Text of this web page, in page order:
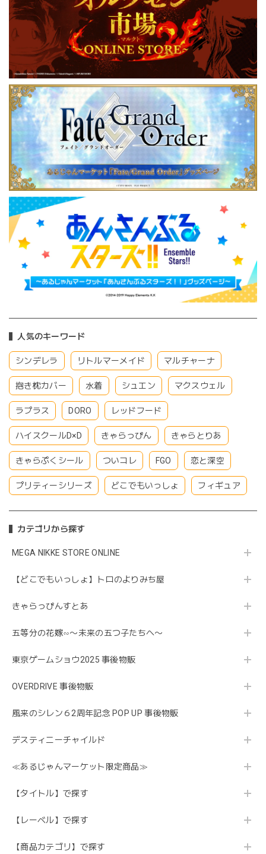
人気のキーワード
シンデレラ リトルマーメイド マルチャーナ
抱き枕カバー 水着 シュエン マクスウェル
ラプラス DORO レッドフード
ハイスクールD×D きゃらっぴん きゃらとりあ
きゃらぷくシール ついコレ FGO 恋と深空
プリティーシリーズ どこでもいっしょ フィギュア
カテゴリから探す
MEGA NIKKE STORE ONLINE
【どこでもいっしょ】トロのよりみち屋
きゃらっぴんすとあ
五等分の花嫁∽〜未来の五つ子たちへ〜
東京ゲームショウ2025 事後物販
OVERDRIVE 事後物販
風来のシレン６2周年記念 POP UP 事後物販
デスティニーチャイルド
≪あるじゃんマーケット限定商品≫
【タイトル】で探す
【レーベル】で探す
【商品カテゴリ】で探す